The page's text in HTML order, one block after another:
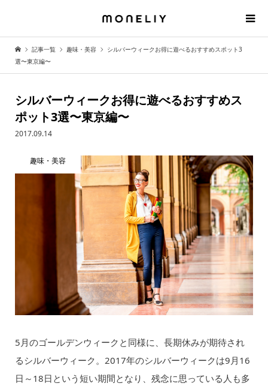
記事一覧 趣味・美容
シルバーウィークお得に遊べるおすすめスポット3
選〜東京編〜
シルバーウィークお得に遊べるおすすめス
ポット3選〜東京編〜
2017.09.14
趣味・美容
5月のゴールデンウィークと同様に、長期休みが期待され
るシルバーウィーク。2017年のシルバーウィークは9月16
日～18日という短い期間となり、残念に思っている人も多